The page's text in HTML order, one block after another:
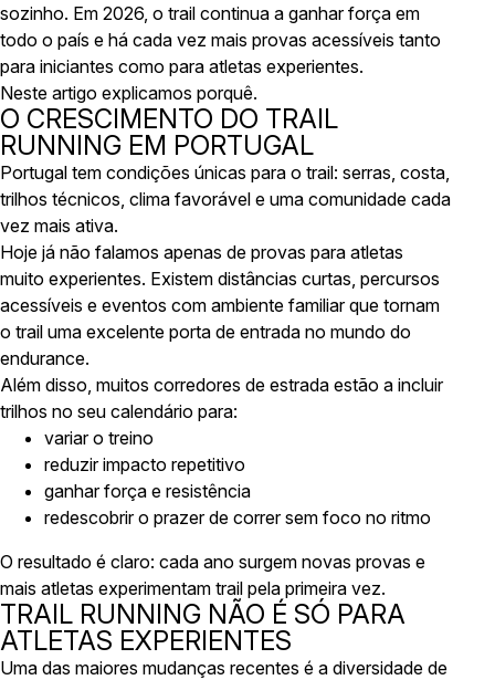
sozinho. Em 2026, o trail continua a ganhar força em
todo o país e há cada vez mais provas acessíveis tanto
para iniciantes como para atletas experientes.
Neste artigo explicamos porquê.
O CRESCIMENTO DO TRAIL
RUNNING EM PORTUGAL
Portugal tem condições únicas para o trail: serras, costa,
trilhos técnicos, clima favorável e uma comunidade cada
vez mais ativa.
Hoje já não falamos apenas de provas para atletas
muito experientes. Existem distâncias curtas, percursos
acessíveis e eventos com ambiente familiar que tornam
o trail uma excelente porta de entrada no mundo do
endurance.
Além disso, muitos corredores de estrada estão a incluir
trilhos no seu calendário para:
variar o treino
reduzir impacto repetitivo
ganhar força e resistência
redescobrir o prazer de correr sem foco no ritmo
O resultado é claro: cada ano surgem novas provas e
mais atletas experimentam trail pela primeira vez.
TRAIL RUNNING NÃO É SÓ PARA
ATLETAS EXPERIENTES
Uma das maiores mudanças recentes é a diversidade de